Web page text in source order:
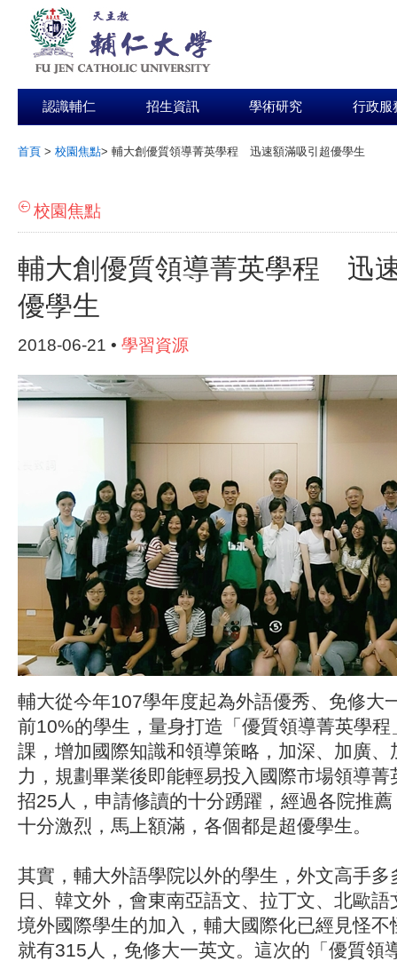
認識輔仁 招生資訊 學術研究 行政服
首頁 > 校園焦點> 輔大創優質領導菁英學程 迅速額滿吸引超優學生
校園焦點
輔大創優質領導菁英學程 迅
優學生
2018-06-21 • 學習資源
輔大從今年107學年度起為外語優秀、免修大
前10%的學生，量身打造「優質領導菁英學
課，增加國際知識和領導策略，加深、加廣、
力，規劃畢業後即能輕易投入國際市場領導
招25人，申請修讀的十分踴躍，經過各院推
十分激烈，馬上額滿，各個都是超優學生。
其實，輔大外語學院以外的學生，外文高手多
日、韓文外，會東南亞語文、拉丁文、北歐
境外國際學生的加入，輔大國際化已經見怪不
就有315人，免修大一英文。這次的「優質領